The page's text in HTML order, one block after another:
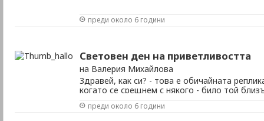
преди около 6 години
Световен ден на приветливостта
на Валерия Михайлова
Здравей, как си? - това е обичайната
когато се срещнем с някого - било той
просто...естественост?
преди около 6 години